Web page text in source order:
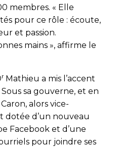
membres. « Elle
pour ce rôle : écoute,
et passion.
mains », affirme le
r Mathieu a mis l’accent
sa gouverne, et en
Caron, alors vice-
dotée d’un nouveau
Facebook et d’une
pour joindre ses